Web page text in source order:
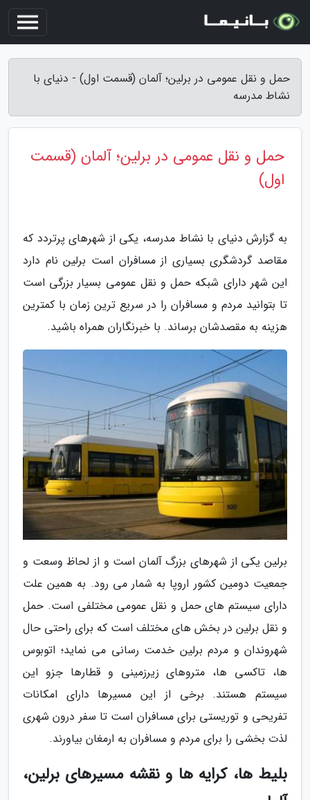
حمل و نقل عمومی در برلین؛ آلمان (قسمت اول) - دنیای با
نشاط مدرسه
حمل و نقل عمومی در برلین؛ آلمان (قسمت
اول)
به گزارش دنیای با نشاط مدرسه، یکی از شهرهای پرتردد که
مقاصد گردشگری بسیاری از مسافران است برلین نام دارد
این شهر دارای شبکه حمل و نقل عمومی بسیار بزرگی است
تا بتوانید مردم و مسافران را در سریع ترین زمان با کمترین
هزینه به مقصدشان برساند. با خبرنگاران همراه باشید.
برلین یکی از شهرهای بزرگ آلمان است و از لحاظ وسعت و
جمعیت دومین کشور اروپا به شمار می رود. به همین علت
دارای سیستم های حمل و نقل عمومی مختلفی است. حمل
و نقل برلین در بخش های مختلف است که برای راحتی حال
شهروندان و مردم برلین خدمت رسانی می نماید؛ اتوبوس
ها، تاکسی ها، متروهای زیرزمینی و قطارها جزو این
سیستم هستند. برخی از این مسیرها دارای امکانات
تفریحی و توریستی برای مسافران است تا سفر درون شهری
لذت بخشی را برای مردم و مسافران به ارمغان بیاورند.
بلیط ها، کرایه ها و نقشه مسیرهای برلین،